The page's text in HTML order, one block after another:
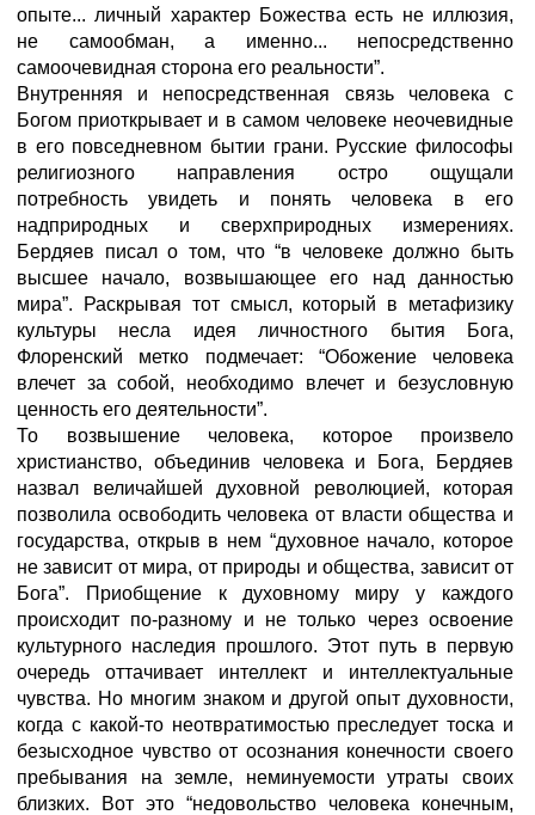
опыте... личный характер Божества есть не иллюзия,
не самообман, а именно... непосредст­венно
самоочевидная сторона его реальности”.
Внутренняя и непосредственная связь человека с
Богом приот­крывает и в самом человеке неочевидные
в его повседневном бытии грани. Русские философы
религиозного направления остро ощущали
потребность увидеть и понять человека в его
надприродных и сверхприродных измерениях.
Бердяев писал о том, что “в человеке должно быть
высшее начало, возвышающее его над данностью
мира”. Раскрывая тот смысл, который в метафизику
культуры несла идея личностного бытия Бога,
Флоренский метко подмечает: “Обожение человека
влечет за собой, необходимо влечет и безусловную
ценность его деятельности”.
То возвышение человека, которое произвело
христианство, объединив человека и Бога, Бердяев
назвал величайшей духовной революцией, которая
позволила освободить человека от власти общества и
государства, открыв в нем “духовное начало, которое
не зависит от мира, от природы и общества, зависит от
Бога”. Приобщение к духовному миру у каждого
происходит по-разному и не только через освоение
культурного наследия прошлого. Этот путь в первую
очередь оттачивает интеллект и интеллектуальные
чувства. Но многим знаком и другой опыт духовности,
когда с какой-то неотвратимостью преследует тоска и
безысходное чувство от осознания конечности своего
пребывания на земле, неминуемости утраты своих
близких. Вот это “недовольство человека конеч­ным,